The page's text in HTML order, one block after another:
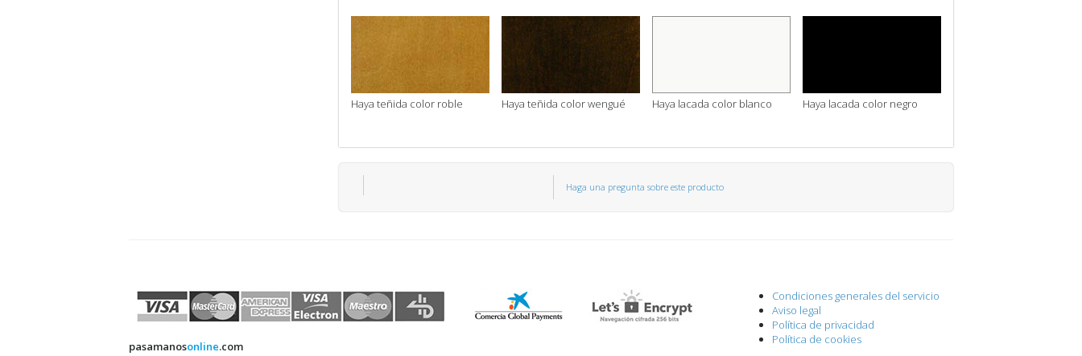
Haya teñida color roble Haya teñida color wengué Haya lacada color blanco Haya lacada color negro
Haga una pregunta sobre este producto
pasamanosonline.com
Condiciones generales del servicio
Aviso legal
Política de privacidad
Política de cookies